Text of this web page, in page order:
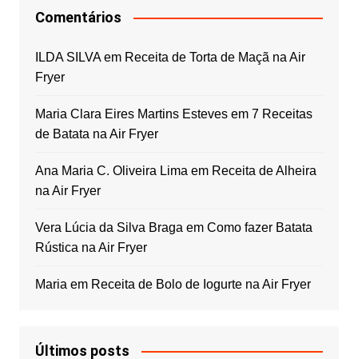
Comentários
ILDA SILVAem Receita de Torta de Maçã na Air
Fryer
Maria Clara Eires Martins Estevesem 7 Receitas
de Batata na Air Fryer
Ana Maria C. Oliveira Lima em Receita de Alheira
na Air Fryer
Vera Lúcia da Silva Braga em Como fazer Batata
Rústica na Air Fryer
Maria em Receita de Bolo de Iogurte na Air Fryer
Últimos posts